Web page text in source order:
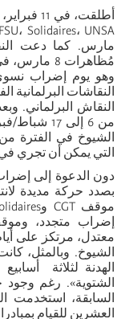
مارس. كما دعت
مُظاهرات 8
النقاشات
النقاش البرلماني.
من 6 إلى
التي يمكن أن تجري في 15 آذار/
دون الدعوة إلى
بصدد حركة مديدة
معتدل، مرتكز على
الشيوخ. وبالمثل،
الهدنة لثلاثة
الشتوية». رغم وجود
السابقة، استخدمت
العشرين للقيام